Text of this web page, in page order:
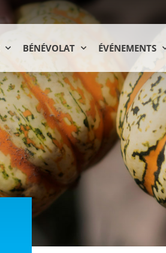
BÉNÉVOLAT ÉVÉNEMENTS